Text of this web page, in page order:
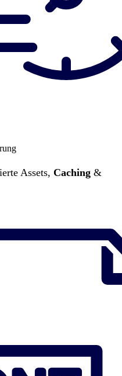
Assets, Caching &